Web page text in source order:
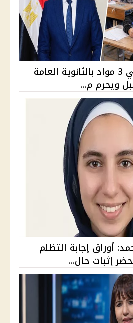
التعليم: الراسب في 3 مواد بالثانوية العامة
ويحرم م...
ريم محمد: أوراق إجابة التظلم
إثبات حال...